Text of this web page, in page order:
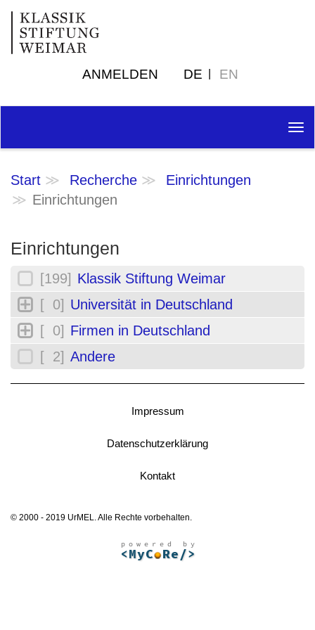
ANMELDEN DE EN
Start Recherche
Einrichtungen
Einrichtungen
Einrichtungen
[199] Klassik Stiftung Weimar
[ 0] Universität in Deutschland
[ 0] Firmen in Deutschland
[ 2] Andere
Impressum
Datenschutzerklärung
Kontakt
© 2000 - 2019 UrMEL. Alle Rechte vorbehalten.